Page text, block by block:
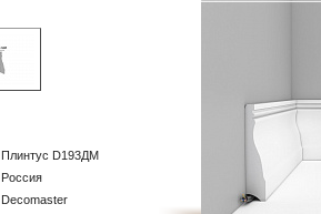
Плинтус D193ДМ
Россия
Decomaster